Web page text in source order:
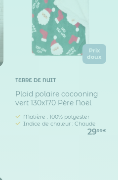
Prix
doux
TERRE DE NUIT
Plaid polaire cocooning
vert 130x170 Père Noël
Matière : 100% polyester
Indice de chaleur : Chaude
2999€